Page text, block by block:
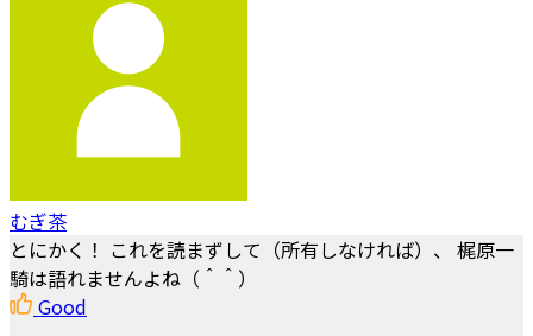
むぎ茶
とにかく！ これを読まずして（所有しなければ）、 梶原一
騎は語れませんよね（＾＾）
Good